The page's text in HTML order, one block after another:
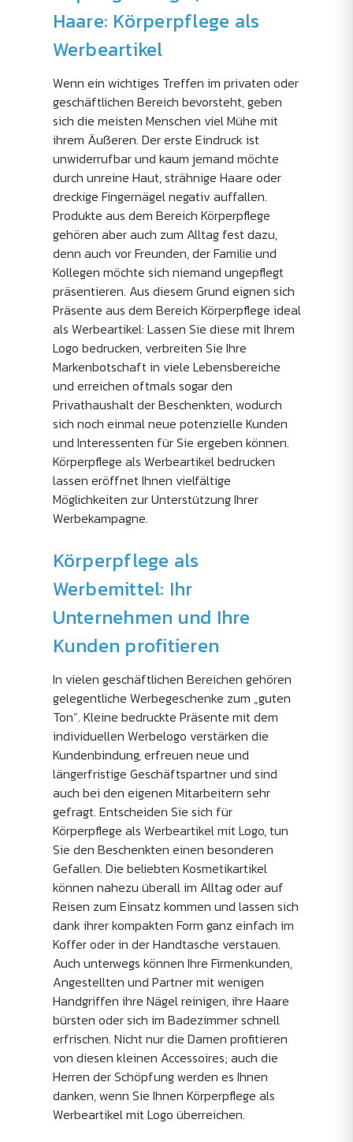
Haare: Körperpflege als
Werbeartikel
Wenn ein wichtiges Treffen im privaten oder
geschäftlichen Bereich bevorsteht, geben
sich die meisten Menschen viel Mühe mit
ihrem Äußeren. Der erste Eindruck ist
unwiderrufbar und kaum jemand möchte
durch unreine Haut, strähnige Haare oder
dreckige Fingernägel negativ auffallen.
Produkte aus dem Bereich Körperpflege
gehören aber auch zum Alltag fest dazu,
denn auch vor Freunden, der Familie und
Kollegen möchte sich niemand ungepflegt
präsentieren. Aus diesem Grund eignen sich
Präsente aus dem Bereich Körperpflege ideal
als Werbeartikel: Lassen Sie diese mit Ihrem
Logo bedrucken, verbreiten Sie Ihre
Markenbotschaft in viele Lebensbereiche
und erreichen oftmals sogar den
Privathaushalt der Beschenkten, wodurch
sich noch einmal neue potenzielle Kunden
und Interessenten für Sie ergeben können.
Körperpflege als Werbeartikel bedrucken
lassen eröffnet Ihnen vielfältige
Möglichkeiten zur Unterstützung Ihrer
Werbekampagne.
Körperpflege als
Werbemittel: Ihr
Unternehmen und Ihre
Kunden profitieren
In vielen geschäftlichen Bereichen gehören
gelegentliche Werbegeschenke zum „guten
Ton“. Kleine bedruckte Präsente mit dem
individuellen Werbelogo verstärken die
Kundenbindung, erfreuen neue und
längerfristige Geschäftspartner und sind
auch bei den eigenen Mitarbeitern sehr
gefragt. Entscheiden Sie sich für
Körperpflege als Werbeartikel mit Logo, tun
Sie den Beschenkten einen besonderen
Gefallen. Die beliebten Kosmetikartikel
können nahezu überall im Alltag oder auf
Reisen zum Einsatz kommen und lassen sich
dank ihrer kompakten Form ganz einfach im
Koffer oder in der Handtasche verstauen.
Auch unterwegs können Ihre Firmenkunden,
Angestellten und Partner mit wenigen
Handgriffen ihre Nägel reinigen, ihre Haare
bürsten oder sich im Badezimmer schnell
erfrischen. Nicht nur die Damen profitieren
von diesen kleinen Accessoires; auch die
Herren der Schöpfung werden es Ihnen
danken, wenn Sie Ihnen Körperpflege als
Werbeartikel mit Logo überreichen.